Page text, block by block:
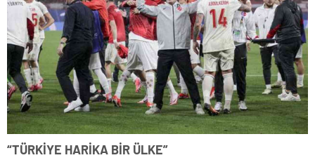
“TÜRKİYE HARİKA BİR ÜLKE”